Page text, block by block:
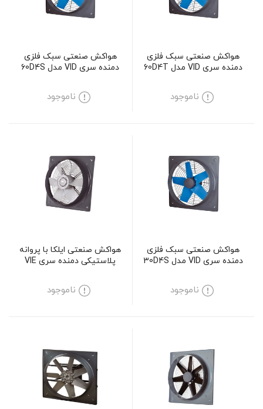
هواکش صنعتی سبک فلزی
دمنده سری VID مدل 60D4T
ناموجود
هواکش صنعتی سبک فلزی
دمنده سری VID مدل 60D4S
ناموجود
هواکش صنعتی سبک فلزی
دمنده سری VID مدل 30D4S
ناموجود
هواکش صنعتی ایلکا با پروانه
پلاستیکی دمنده سری VIE
ناموجود